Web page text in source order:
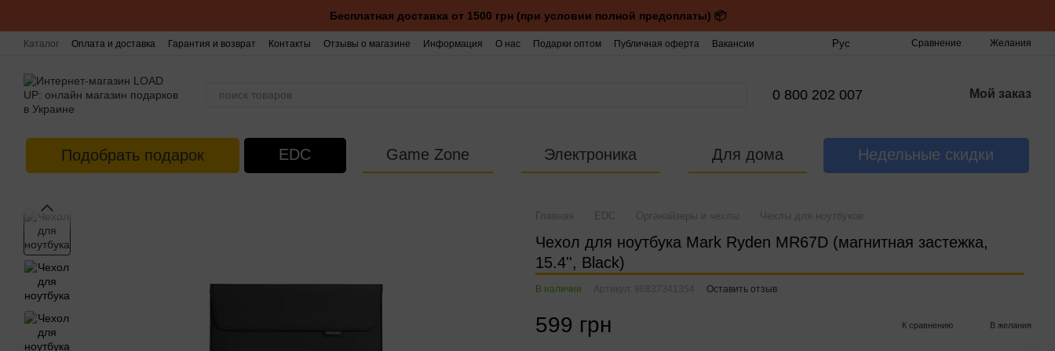
Бесплатная доставка от 1500 грн (при условии полной предоплаты) 📦
Каталог Оплата и доставка Гарантия и возврат Контакты Отзывы о магазине Информация О нас Подарки оптом Публичная оферта Вакансии Рус Сравнение Желания
0 800 202 007 Мой заказ
Подобрать подарок EDC Game Zone Электроника Для дома Недельные скидки
Главная EDC Органайзеры и чехлы Чехлы для ноутбуков
Чехол для ноутбука Mark Ryden MR67D (магнитная застежка,
15.4'', Black)
В наличии Артикул: 96837341354 Оставить отзыв
599 грн К сравнению В желания